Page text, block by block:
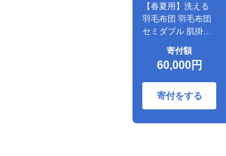
【春夏用】洗える
羽毛布団 羽毛布団
セミダブル 肌掛け
夏 春 ホワイトダッ
クダウン 93％
0.4kg ブルガリア産
(無地 グレー) ダウ
ンケット 羽毛 布団
寄付額
60,000円
寄付をする